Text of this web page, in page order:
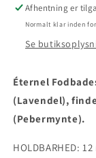
Lavender
Bloom
findes
i
duften
Peppermint
(Pebermynte)
Vegansk
i
Afhentning er
Normalt klar inden
Se
Éternel
(Lavendel),
(Pebermynte).
HOLDBARHED: